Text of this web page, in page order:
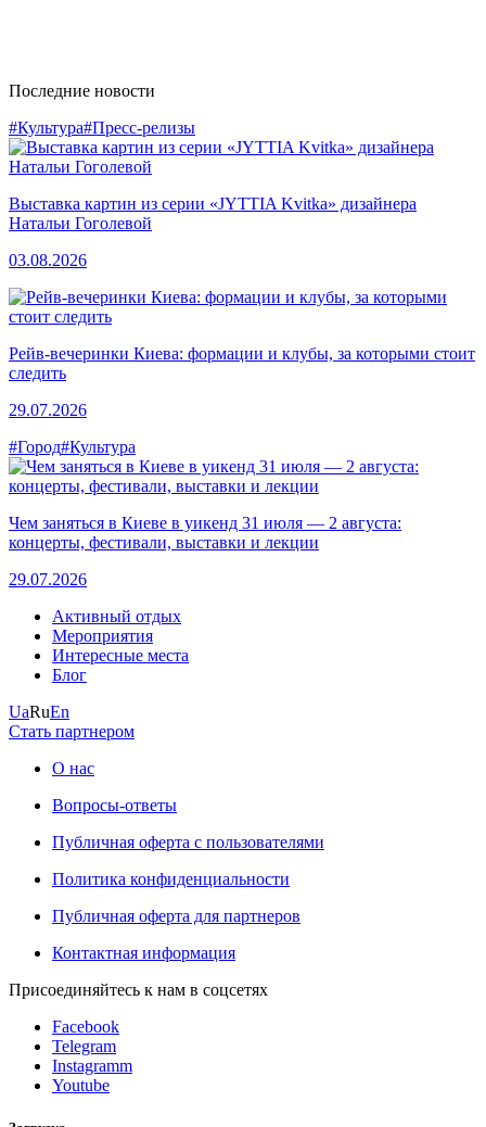
Последние новости
#Культура#Пресс-релизы
Выставка картин из серии «JYTTIA Kvitka» дизайнера
Натальи Гоголевой
03.08.2026
Рейв-вечеринки Киева: формации и клубы, за которыми стоит
следить
29.07.2026
#Город#Культура
Чем заняться в Киеве в уикенд 31 июля — 2 августа:
концерты, фестивали, выставки и лекции
29.07.2026
Активный отдых
Мероприятия
Интересные места
Блог
UaRuEn
Стать партнером
О нас
Вопросы-ответы
Публичная оферта с пользователями
Политика конфиденциальности
Публичная оферта для партнеров
Контактная информация
Присоединяйтесь к нам в соцсетях
Facebook
Telegram
Instagramm
Youtube